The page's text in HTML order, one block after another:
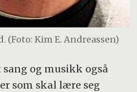
(Foto: Kim E. Andreassen)
og musikk også
som skal lære seg